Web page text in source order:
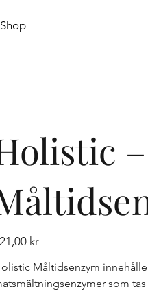
Shop
–
kr
Måltidsenzym
som